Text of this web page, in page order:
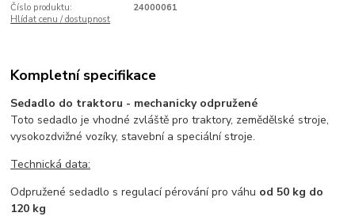
Číslo produktu:
24000061
Hlídat cenu / dostupnost
Kompletní specifikace
Sedadlo do traktoru - mechanicky odpružené
Toto sedadlo je vhodné zvláště pro traktory, zemědělské stroje,
vysokozdvižné vozíky, stavební a speciální stroje.
Technická data:
Odpružené sedadlo s regulací pérování pro váhu od 50 kg do
120 kg